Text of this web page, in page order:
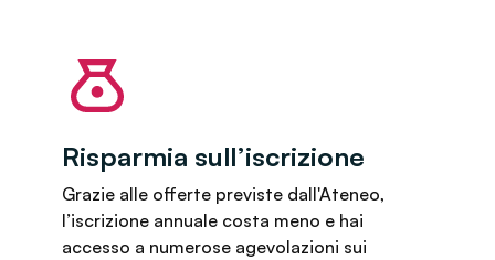
Risparmia sull’iscrizione
Grazie alle offerte previste dall'Ateneo,
l’iscrizione annuale costa meno e hai
accesso a numerose agevolazioni sui